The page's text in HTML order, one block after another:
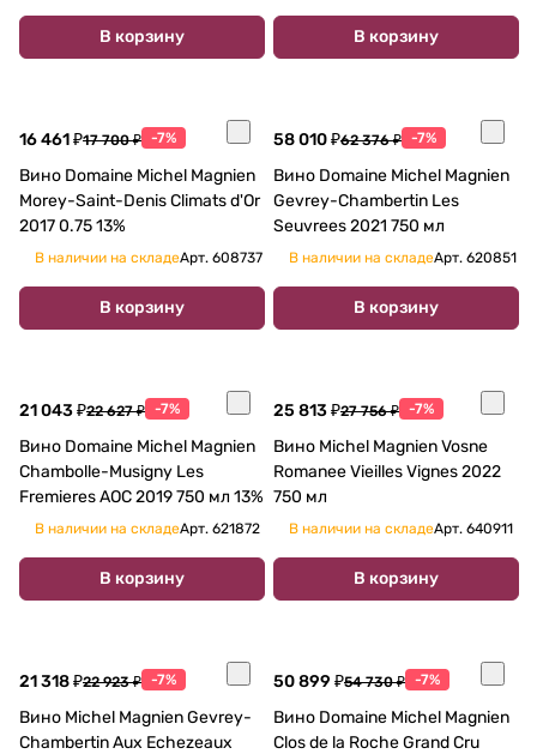
В корзину В корзину
16 461 ₽17 700 ₽ -7%
Вино Domaine Michel Magnien
Morey-Saint-Denis Climats d'Or
2017 0.75 13%
В наличии на складеАрт. 608737
В корзину
58 010 ₽62 376 ₽ -7%
Вино Domaine Michel Magnien
Gevrey-Chambertin Les
Seuvrees 2021 750 мл
В наличии на складеАрт. 620851
В корзину
21 043 ₽22 627 ₽ -7%
Вино Domaine Michel Magnien
Chambolle-Musigny Les
Fremieres AOC 2019 750 мл 13%
В наличии на складеАрт. 621872
В корзину
25 813 ₽27 756 ₽ -7%
Вино Michel Magnien Vosne
Romanee Vieilles Vignes 2022
750 мл
В наличии на складеАрт. 640911
В корзину
21 318 ₽22 923 ₽ -7%
Вино Michel Magnien Gevrey-
Chambertin Aux Echezeaux
50 899 ₽54 730 ₽ -7%
Вино Domaine Michel Magnien
Clos de la Roche Grand Cru